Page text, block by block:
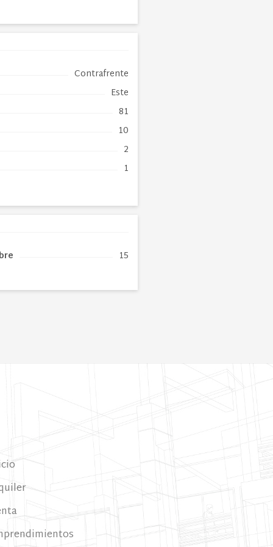
Contrafrente
Este
81
10
2
1
15